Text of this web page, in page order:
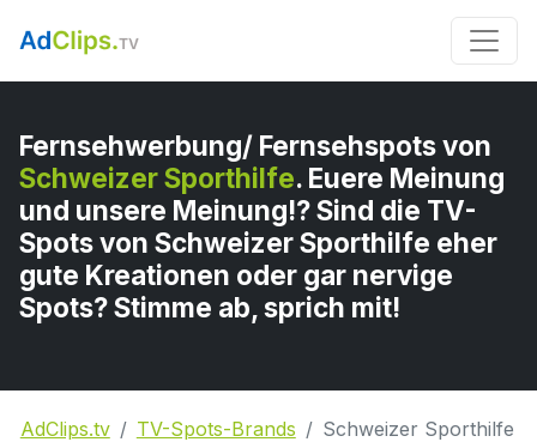
Fernsehwerbung/ Fernsehspots von
Schweizer Sporthilfe. Euere Meinung
und unsere Meinung!? Sind die TV-
Spots von Schweizer Sporthilfe eher
gute Kreationen oder gar nervige
Spots? Stimme ab, sprich mit!
AdClips.tv TV-Spots-Brands Schweizer Sporthilfe